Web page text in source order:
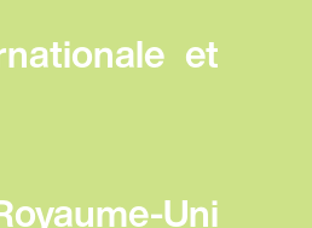
et
Uni